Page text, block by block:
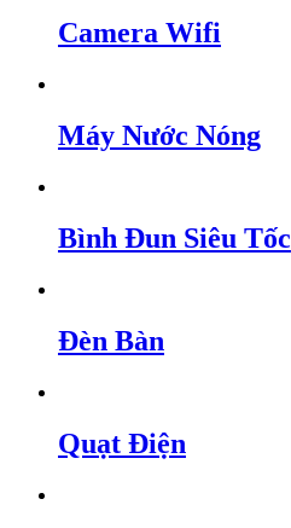
Camera Wifi
Máy Nước Nóng
Bình Đun Siêu Tốc
Đèn Bàn
Quạt Điện